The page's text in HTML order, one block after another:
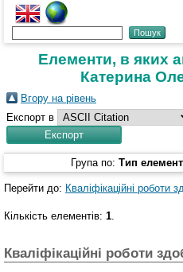
Елементи, в яких
Катерина
Вгору на рівень
Експорт в
Група по: Тип
Перейти до: Кваліфікаційні роботи
Кількість елементів: 1.
Кваліфікаційні роботи